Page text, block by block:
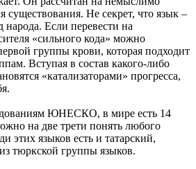
существования. Не секрет, что язык –
народа. Если перевести на
«сильного кода» можно
группы крови, которая подходит
Вступая в состав какого-либо
«катализаторами» прогресса,
ЮНЕСКО, в мире есть 14
на две трети понять любого
этих языков есть и татарский,
тюркской группы языков.